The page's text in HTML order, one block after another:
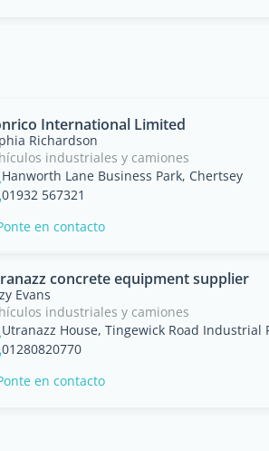
International Limited
Richardson
industriales y camiones
Hanworth Lane Business Park, Chertsey
01932 567321
en contacto
concrete equipment supplier
Evans
industriales y camiones
01280820770
en contacto